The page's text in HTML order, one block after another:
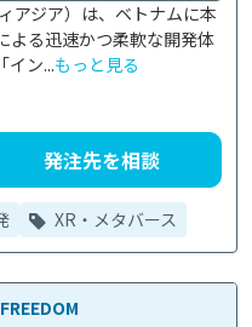
アジア）は、ベトナムに本
よる迅速かつ柔軟な開発体
イン...もっと見る
発注先を相談
XR・メタバース